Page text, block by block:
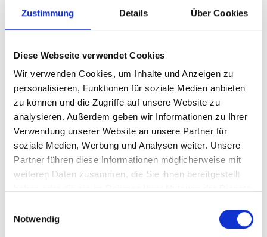
Zustimmung Details Über Cookies
Diese Webseite verwendet Cookies
Wir verwenden Cookies, um Inhalte und Anzeigen zu
personalisieren, Funktionen für soziale Medien anbieten
zu können und die Zugriffe auf unsere Website zu
analysieren. Außerdem geben wir Informationen zu Ihrer
Verwendung unserer Website an unsere Partner für
soziale Medien, Werbung und Analysen weiter. Unsere
Partner führen diese Informationen möglicherweise mit
weiteren Daten zusammen, die Sie ihnen bereitgestellt
Notwendig
Klubobmann Markus Klien (c) Maurice Shourot
Mit scharfen Worten weist FPÖ-Klubobmann Markus Klien die
jüngste Forderung aus den Reihen der Arbeiterkammer nach
der Einführung einer Erbschaftssteuer entschieden zurück.
Eine Erbschaftssteuer ist nichts anderes als eine neue
Belastungund würde die Steuer- und Abgabenquote
stellt Klien klar. Die FPÖ lehne jede Form von Erbschafts- und